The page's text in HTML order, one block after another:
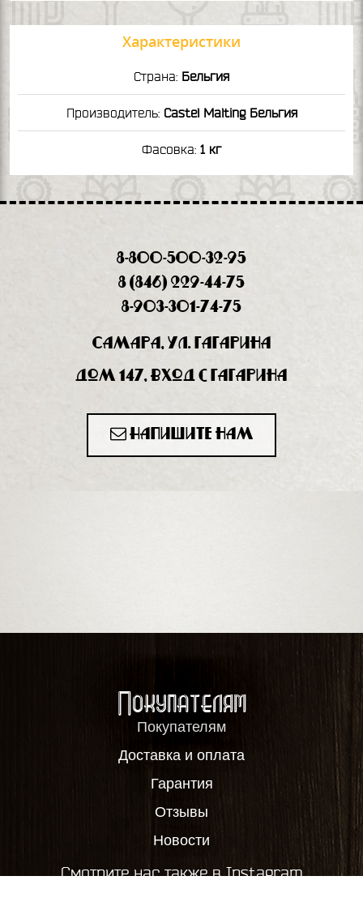
Характеристики
Страна: Бельгия
Производитель: Castel Malting Бельгия
Фасовка: 1 кг
8-800-500-32-95
8 (846) 229-44-75
8-903-301-74-75
Самара, ул. Гагарина
дом 147, вход с Гагарина
Напишите нам
Покупателям
Покупателям
Доставка и оплата
Гарантия
Отзывы
Новости
Смотрите нас также в Instagram